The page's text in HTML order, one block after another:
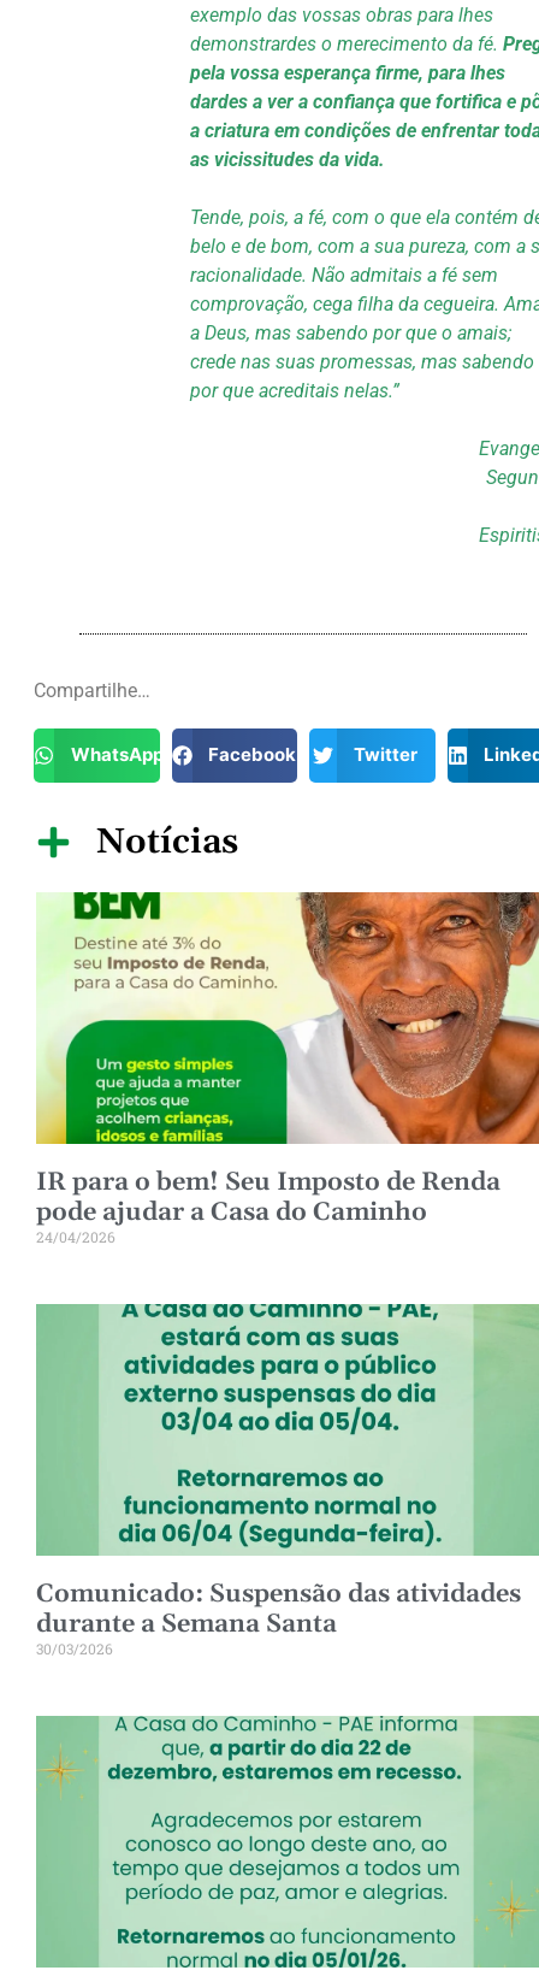
exemplo das vossas obras para lhes
demonstrardes o merecimento da fé.
pela vossa esperança firme, para lhes
dardes a ver a confiança que fortifica e
a criatura em condições de enfrentar
as vicissitudes da vida.
Tende, pois, a fé, com o que ela contém
belo e de bom, com a sua pureza, com a
racionalidade. Não admitais a fé sem
comprovação, cega filha da cegueira.
a Deus, mas sabendo por que o amais;
crede nas suas promessas, mas sabendo
por que acreditais nelas.”
Compartilhe…
WhatsApp Facebook Twitter
Notícias
IR para o bem! Seu Imposto de Renda
pode ajudar a Casa do Caminho
24/04/2026
Comunicado: Suspensão das atividades
durante a Semana Santa
30/03/2026